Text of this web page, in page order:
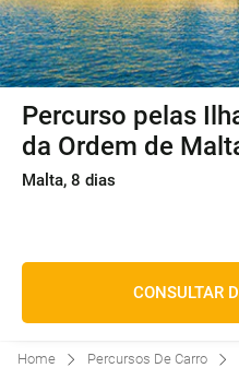
Percurso pelas
da Ordem de
Malta, 8 dias
CONSULTAR
Home Percursos De Carro